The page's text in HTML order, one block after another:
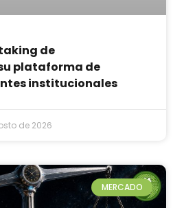
de
plataforma de
institucionales
de 2026
MERCADO